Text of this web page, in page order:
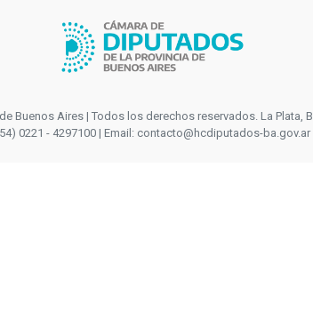
Buenos Aires | Todos los derechos reservados. La Plata,
0221 - 4297100 | Email: contacto@hcdiputados-ba.gov.ar